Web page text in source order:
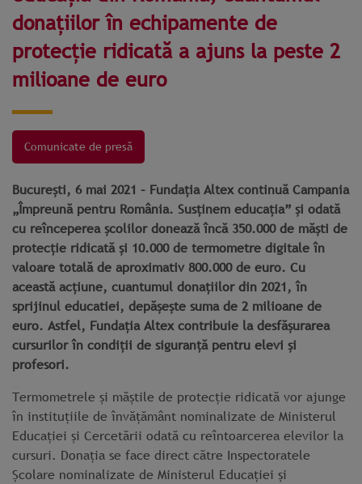
donațiilor în echipamente de
protecție ridicată a ajuns la peste 2
milioane de euro
Comunicate de presă
București, 6 mai 2021 – Fundația Altex continuă Campania
„Împreună pentru România. Susținem educația” și odată
cu reînceperea școlilor donează încă 350.000 de măști de
protecție ridicată și 10.000 de termometre digitale în
valoare totală de aproximativ 800.000 de euro. Cu
această acțiune, cuantumul donațiilor din 2021, în
sprijinul educatiei, depășește suma de 2 milioane de
euro. Astfel, Fundația Altex contribuie la desfășurarea
cursurilor în condiții de siguranță pentru elevi și
profesori.
Termometrele și măștile de protecție ridicată vor ajunge
în instituțiile de învățământ nominalizate de Ministerul
Educației și Cercetării odată cu reîntoarcerea elevilor la
cursuri. Donația se face direct către Inspectoratele
Școlare nominalizate de Ministerul Educației și